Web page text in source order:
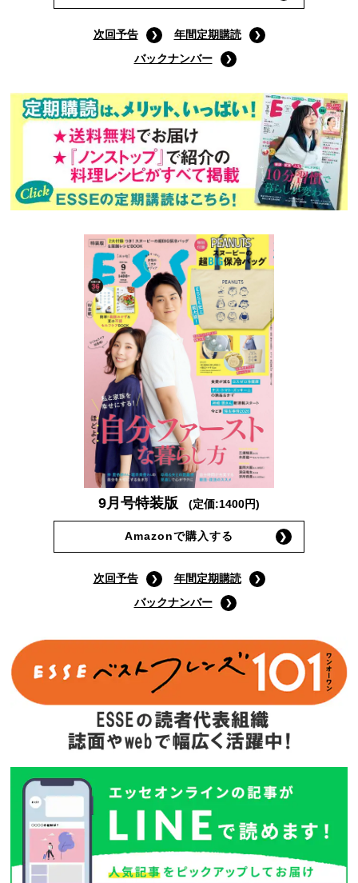
次回予告
年間定期購読
バックナンバー
9月号特装版 (定価:1400円)
Amazonで購入する
次回予告
年間定期購読
バックナンバー